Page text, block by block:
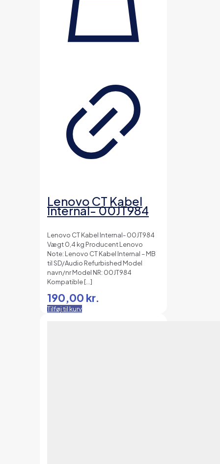
Lenovo CT Kabel
Internal- 00JT984
Lenovo CT Kabel Internal- 00JT984
Vægt 0,4 kg Producent Lenovo
Note: Lenovo CT Kabel Internal – MB
til SD/Audio Refurbished Model
navn/nr Model NR: 00JT984
Kompatible[…]
190,00 kr.
Tilføj til kurv